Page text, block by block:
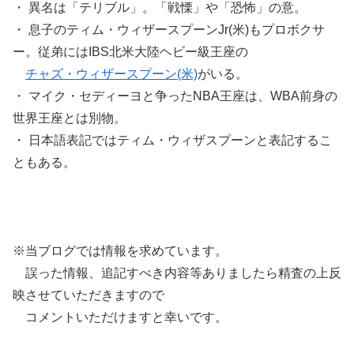
・ 異名は「テリブル」。「戦慄」や「恐怖」の意。
・ 息子のティム・ウィザースプーンJr(米)もプロボクサ
ー。従弟にはIBS北米大陸ヘビー級王座の
チャズ・ウィザースプーン(米)がいる。
・ マイク・セディーヨと争ったNBA王座は、WBA前身の
世界王座とは別物。
・ 日本語表記ではティム・ウィザスプーンと表記するこ
ともある。
※当ブログでは情報を求めています。
誤った情報、追記すべき内容等ありましたら精査の上反
映させていただきますので
コメントいただけますと幸いです。